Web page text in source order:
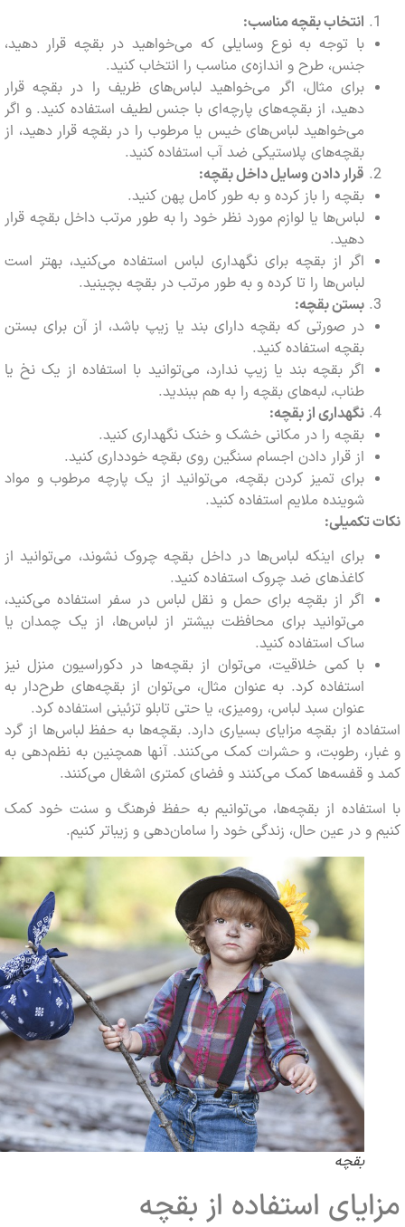
انتخاب بقچه مناسب:
با توجه به نوع وسایلی که می‌خواهید در بقچه قرار دهید،
جنس، طرح و اندازه‌ی مناسب را انتخاب کنید.
برای مثال، اگر می‌خواهید لباس‌های ظریف را در بقچه قرار
دهید، از بقچه‌های پارچه‌ای با جنس لطیف استفاده کنید. و اگر
می‌خواهید لباس‌های خیس یا مرطوب را در بقچه قرار دهید، از
بقچه‌های پلاستیکی ضد آب استفاده کنید.
قرار دادن وسایل داخل بقچه:
بقچه را باز کرده و به طور کامل پهن کنید.
لباس‌ها یا لوازم مورد نظر خود را به طور مرتب داخل بقچه قرار
دهید.
اگر از بقچه برای نگهداری لباس استفاده می‌کنید، بهتر است
لباس‌ها را تا کرده و به طور مرتب در بقچه بچینید.
بستن بقچه:
در صورتی که بقچه دارای بند یا زیپ باشد، از آن برای بستن
بقچه استفاده کنید.
اگر بقچه بند یا زیپ ندارد، می‌توانید با استفاده از یک نخ یا
طناب، لبه‌های بقچه را به هم ببندید.
نگهداری از بقچه:
بقچه را در مکانی خشک و خنک نگهداری کنید.
از قرار دادن اجسام سنگین روی بقچه خودداری کنید.
برای تمیز کردن بقچه، می‌توانید از یک پارچه مرطوب و مواد
شوینده ملایم استفاده کنید.
برای اینکه لباس‌ها در داخل بقچه چروک نشوند، می‌توانید از
کاغذهای ضد چروک استفاده کنید.
اگر از بقچه برای حمل و نقل لباس در سفر استفاده می‌کنید،
می‌توانید برای محافظت بیشتر از لباس‌ها، از یک چمدان یا
ساک استفاده کنید.
با کمی خلاقیت، می‌توان از بقچه‌ها در دکوراسیون منزل نیز
استفاده کرد. به عنوان مثال، می‌توان از بقچه‌های طرح‌دار به
عنوان سبد لباس، رومیزی، یا حتی تابلو تزئینی استفاده کرد.
از بقچه مزایای بسیاری دارد. بقچه‌ها به حفظ لباس‌ها از گرد
رطوبت، و حشرات کمک می‌کنند. آنها همچنین به نظم‌دهی به
قفسه‌ها کمک می‌کنند و فضای کمتری اشغال می‌کنند.
از بقچه‌ها، می‌توانیم به حفظ فرهنگ و سنت خود کمک
در عین حال، زندگی خود را سامان‌دهی و زیباتر کنیم.
استفاده از بقچه